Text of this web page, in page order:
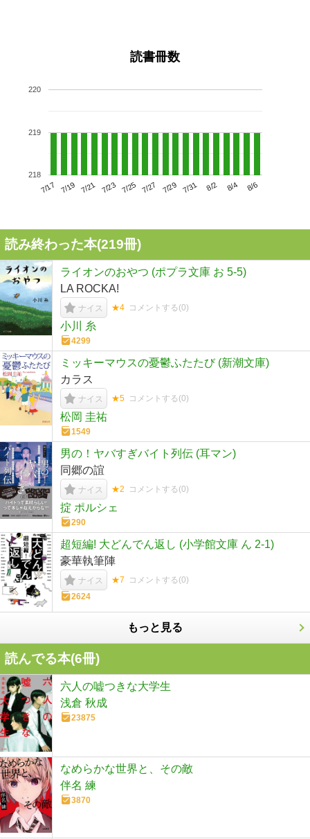
読書冊数
7/17 7/19 7/21 7/23 7/25 7/27 7/29 7/31 8/2 8/4 8/6
218
219
220
読み終わった本(219冊)
ライオンのおやつ (ポプラ文庫 お 5-5)
LA ROCKA!
ナイス ★4 コメントする(0)
小川 糸
4299
ミッキーマウスの憂鬱ふたたび (新潮文庫)
カラス
ナイス ★5 コメントする(0)
松岡 圭祐
1549
男の！ヤバすぎバイト列伝 (耳マン)
同郷の誼
ナイス ★2 コメントする(0)
掟 ポルシェ
290
超短編! 大どんでん返し (小学館文庫 ん 2-1)
豪華執筆陣
ナイス ★7 コメントする(0)
2624
もっと見る
読んでる本(6冊)
六人の嘘つきな大学生
浅倉 秋成
23875
なめらかな世界と、その敵
伴名 練
3870